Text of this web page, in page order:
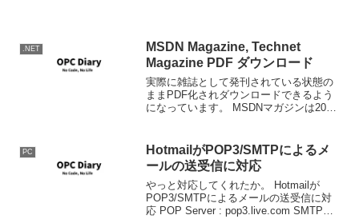
.NET
MSDN Magazine, Technet
Magazine PDF ダウンロード
実際に雑誌として発刊されている状態の
ままPDF化されダウンロードできるよう
になっています。 MSDNマガジンは2003
でダウンロード可能です。 雑誌...
PC
HotmailがPOP3/SMTPによるメ
ールの送受信に対応
やっと対応してくれたか。 Hotmailが
POP3/SMTPによるメールの送受信に対
応 POP Server : pop3.live.com SMTP